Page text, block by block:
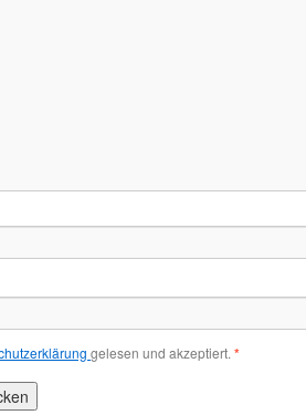
gelesen und akzeptiert. *